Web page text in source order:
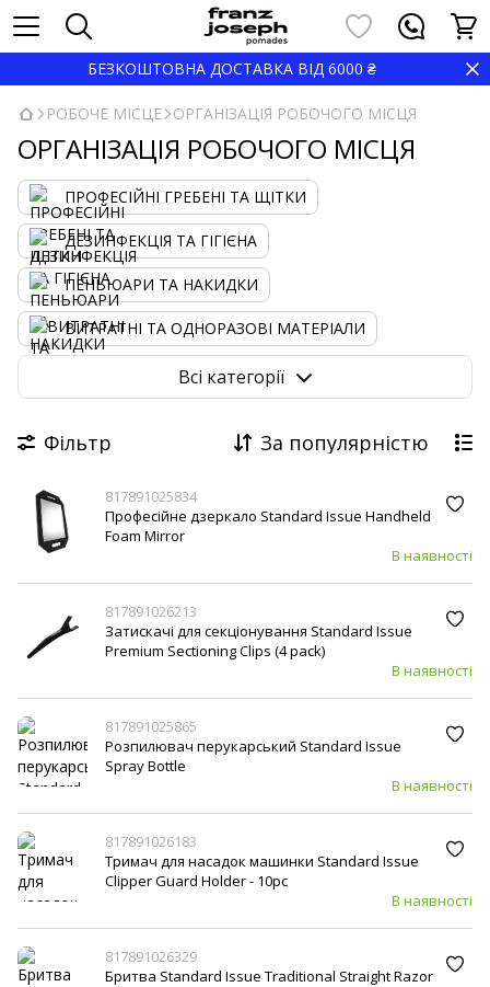
БЕЗКОШТОВНА ДОСТАВКА ВІД 6000 ₴
РОБОЧЕ МІСЦЕ ОРГАНІЗАЦІЯ РОБОЧОГО МІСЦЯ
ОРГАНІЗАЦІЯ РОБОЧОГО МІСЦЯ
ПРОФЕСІЙНІ ГРЕБЕНІ ТА ЩІТКИ
ДЕЗИНФЕКЦІЯ ТА ГІГІЄНА
ПЕНЬЮАРИ ТА НАКИДКИ
ВИТРАТНІ ТА ОДНОРАЗОВІ МАТЕРІАЛИ
ОРГАНІЗАЦІЯ РОБОЧОГО МІСЦЯ
Всі категорії
Фільтр За популярністю
817891025834
Професійне дзеркало Standard Issue Handheld
Foam Mirror
В наявності
817891026213
Затискачі для секціонування Standard Issue
Premium Sectioning Clips (4 pack)
В наявності
817891025865
Розпилювач перукарський Standard Issue
Spray Bottle
В наявності
817891026183
Тримач для насадок машинки Standard Issue
Clipper Guard Holder - 10pc
В наявності
817891026329
Бритва Standard Issue Traditional Straight Razor